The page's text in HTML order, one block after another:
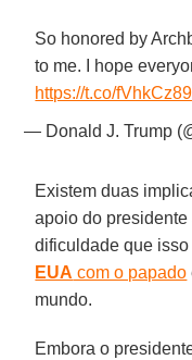
So honored by
to me. I hope
https://t.co/
— Donald J. Trump
Existem duas
apoio do
dificuldade que
EUA com o papado
mundo.
Embora o